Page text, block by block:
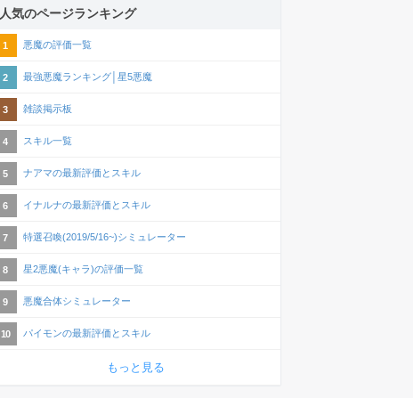
人気のページランキング
悪魔の評価一覧
最強悪魔ランキング│星5悪魔
雑談掲示板
スキル一覧
ナアマの最新評価とスキル
イナルナの最新評価とスキル
特選召喚(2019/5/16~)シミュレーター
星2悪魔(キャラ)の評価一覧
悪魔合体シミュレーター
パイモンの最新評価とスキル
もっと見る